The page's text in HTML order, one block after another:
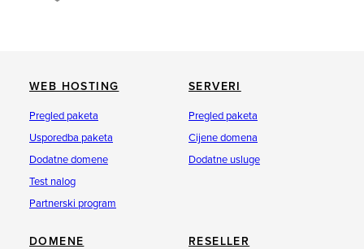
WEB HOSTING
Pregled paketa
Usporedba paketa
Dodatne domene
Test nalog
Partnerski program
SERVERI
Pregled paketa
Cijene domena
Dodatne usluge
DOMENE RESELLER